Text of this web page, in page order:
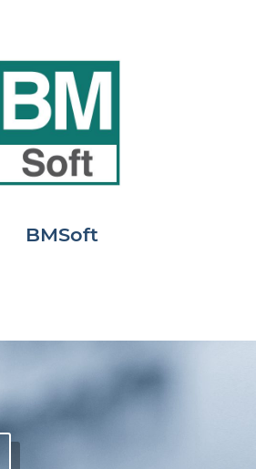
BMSoft